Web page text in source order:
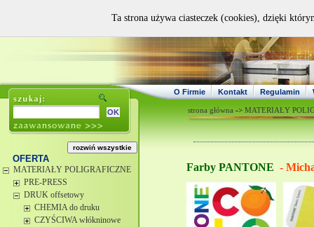
O Firmie Kontakt Regulamin
OFERTA
MATERIAŁY POLIGRAFICZNE
PRE-PRESS
DRUK offsetowy
CHEMIA do druku
CZYŚCIWA włókninowe
strona główna -> MATERIAŁY
Farby PANTONE -
Ta strona używa ciasteczek (cookies), dzięki